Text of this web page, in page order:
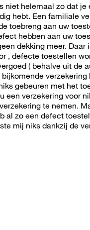
niet helemaal zo dat
hebt. Een familiale
toebreng aan uw
hebben aan uw
dekking meer. Daar
, defecte toestellen
( behalve uit de
bijkomende
gebeuren met het
een verzekering voor
te nemen.
al zo een defect
mij niks dankzij de